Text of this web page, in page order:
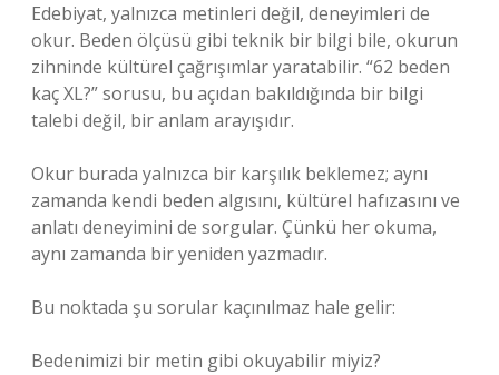
Edebiyat, yalnızca metinleri değil, deneyimleri de
okur. Beden ölçüsü gibi teknik bir bilgi bile, okurun
zihninde kültürel çağrışımlar yaratabilir. “62 beden
kaç XL?” sorusu, bu açıdan bakıldığında bir bilgi
talebi değil, bir anlam arayışıdır.
Okur burada yalnızca bir karşılık beklemez; aynı
zamanda kendi beden algısını, kültürel hafızasını ve
anlatı deneyimini de sorgular. Çünkü her okuma,
aynı zamanda bir yeniden yazmadır.
Bu noktada şu sorular kaçınılmaz hale gelir:
Bedenimizi bir metin gibi okuyabilir miyiz?